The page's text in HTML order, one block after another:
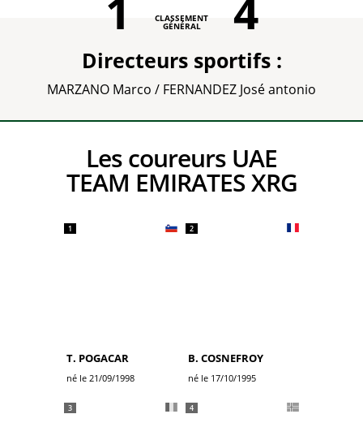
CLASSEMENT
GÉNÉRAL
Directeurs sportifs :
MARZANO Marco / FERNANDEZ José antonio
Les coureurs UAE
TEAM EMIRATES XRG
1
T. POGACAR
né le 21/09/1998
2
B. COSNEFROY
né le 17/10/1995
3 4